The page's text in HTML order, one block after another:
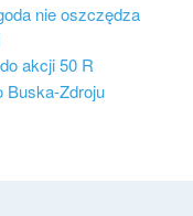
nie oszczędza
akcji 50 R
Buska-Zdroju